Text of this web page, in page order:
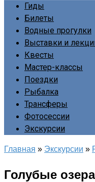
Гиды
Билеты
Водные прогулки
Выставки и
Квесты
Мастер-классы
Поездки
Рыбалка
Трансферы
Фотосессии
Экскурсии
Главная » Экскурсии »
Голубые